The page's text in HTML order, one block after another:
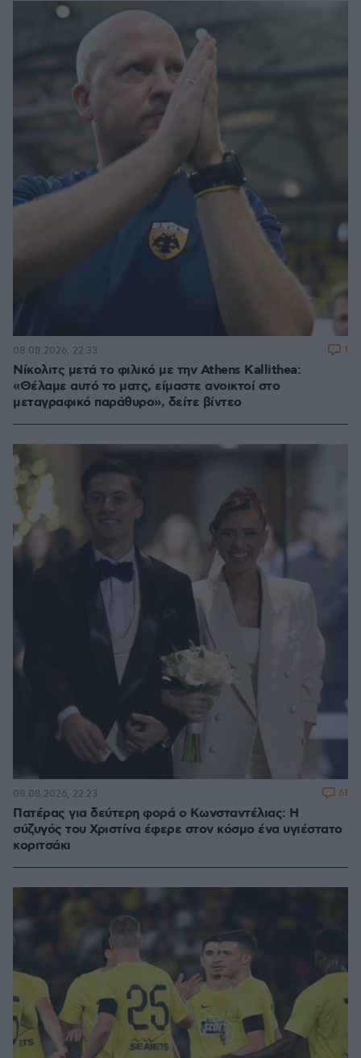
Νίκολιτς μετά το φιλικό με την Athens Kallithea:
«Θέλαμε αυτό το ματς, είμαστε ανοικτοί στο
μεταγραφικό παράθυρο», δείτε βίντεο
08.08.2026, 22:33 1
Πατέρας για δεύτερη φορά ο Κωνσταντέλιας: Η
σύζυγός του Χριστίνα έφερε στον κόσμο ένα υγιέστατο
κοριτσάκι
08.08.2026, 22:23 61